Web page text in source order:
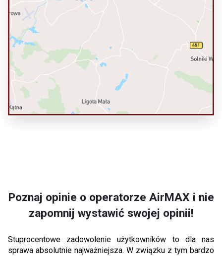
Poznaj opinie o operatorze AirMAX i nie
zapomnij wystawić swojej opinii!
Stuprocentowe zadowolenie użytkowników to dla nas
sprawa absolutnie najważniejsza. W związku z tym bardzo